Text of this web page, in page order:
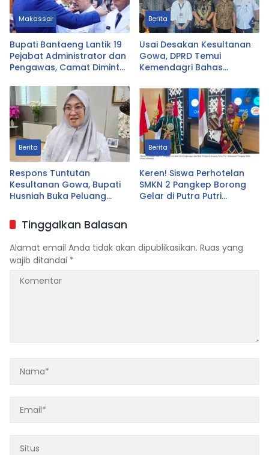
Makassar
Bupati Bantaeng Lantik 19
Pejabat Administrator dan
Pengawas, Camat Diminta
Berita
Usai Desakan Kesultanan
Gowa, DPRD Temui
Kemendagri Bahas
Berita
Respons Tuntutan
Kesultanan Gowa, Bupati
Husniah Buka Peluang
Direvisi Bahkan Diganti
Berita
Keren! Siswa Perhotelan
SMKN 2 Pangkep Borong
Gelar di Putra Putri
Tinggalkan Balasan
Alamat email Anda tidak akan dipublikasikan. Ruas yang
wajib ditandai *